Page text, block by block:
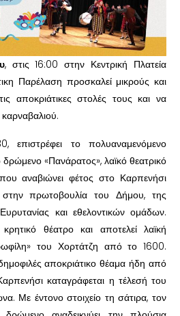
, στις 16:00 στην Κεντρική Πλατεία
Παρέλαση προσκαλεί μικρούς και
αποκριάτικες στολές τους και να
επιστρέφει το πολυαναμενόμενο
«Πανάρατος», λαϊκό θεατρικό
αναβιώνει φέτος στο Καρπενήσι
πρωτοβουλία του Δήμου, της
και εθελοντικών ομάδων.
θέατρο και αποτελεί λαϊκή
του Χορτάτζη από το 1600.
αποκριάτικο θέαμα ήδη από
καταγράφεται η τέλεσή του
Με έντονο στοιχείο τη σάτιρα, τον